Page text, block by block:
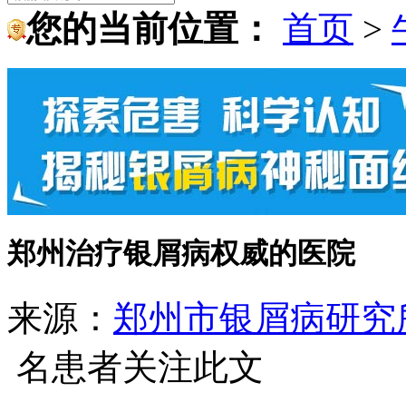
您的当前位置： 首页 >
郑州治疗银屑病权威的医院
来源： 郑州市银屑病研究
名患者关注此文